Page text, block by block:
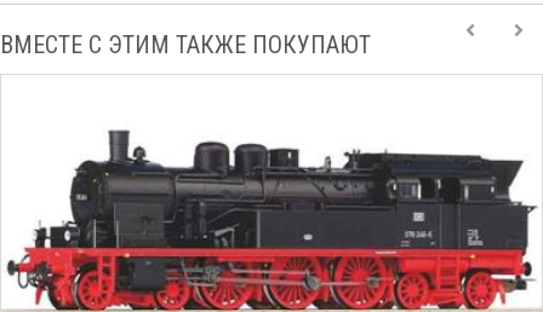
ВМЕСТЕ С ЭТИМ ТАКЖЕ ПОКУПАЮТ